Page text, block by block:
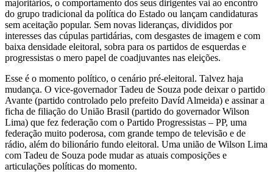
majoritários, o comportamento dos seus dirigentes vai ao encontro
do grupo tradicional da política do Estado ou lançam candidaturas
sem aceitação popular. Sem novas lideranças, divididos por
interesses das cúpulas partidárias, com desgastes de imagem e com
baixa densidade eleitoral, sobra para os partidos de esquerdas e
progressistas o mero papel de coadjuvantes nas eleições.
Esse é o momento político, o cenário pré-eleitoral. Talvez haja
mudança. O vice-governador Tadeu de Souza pode deixar o partido
Avante (partido controlado pelo prefeito Davíd Almeida) e assinar a
ficha de filiação do União Brasil (partido do governador Wilson
Lima) que fez federação com o Partido Progressistas – PP, uma
federação muito poderosa, com grande tempo de televisão e de
rádio, além do bilionário fundo eleitoral. Uma união de Wilson Lima
com Tadeu de Souza pode mudar as atuais composições e
articulações políticas do momento.